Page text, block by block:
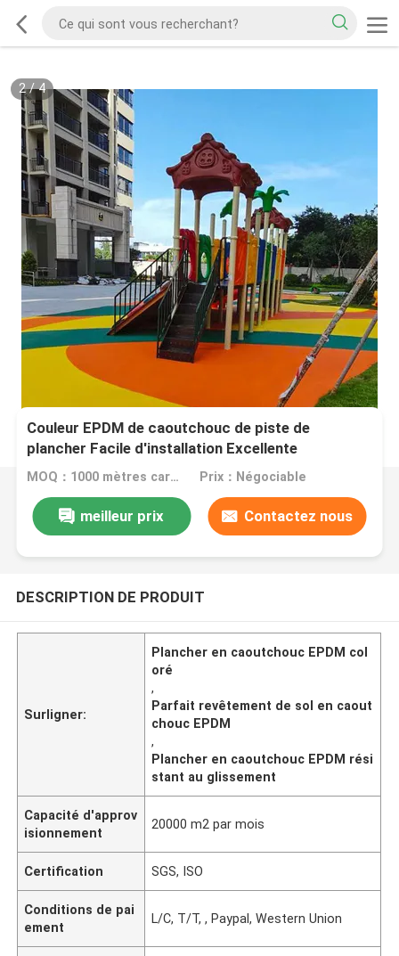
2/4
Couleur EPDM de caoutchouc de piste de
plancher Facile d'installation Excellente
résistance au glissement de l'abrasion
MOQ：1000 mètres carrés Prix：Négociable
meilleur prix Contactez nous
DESCRIPTION DE PRODUIT
Surligner:
Plancher en caoutchouc EPDM col
oré
,
Parfait revêtement de sol en caout
chouc EPDM
,
Plancher en caoutchouc EPDM rési
stant au glissement
Capacité d'approv
isionnement
20000 m2 par mois
Certification SGS, ISO
Conditions de pai
ement
L/C, T/T, , Paypal, Western Union